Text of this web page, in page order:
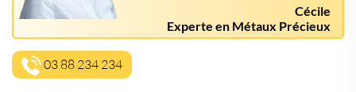
Cécile
Experte en Métaux Précieux
03 88 234 234